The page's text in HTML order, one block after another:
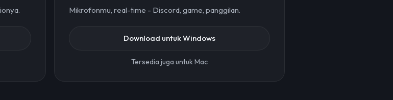
Mikrofonmu, real-time - Discord, game, panggilan.
Download untuk Windows
Tersedia juga untuk Mac